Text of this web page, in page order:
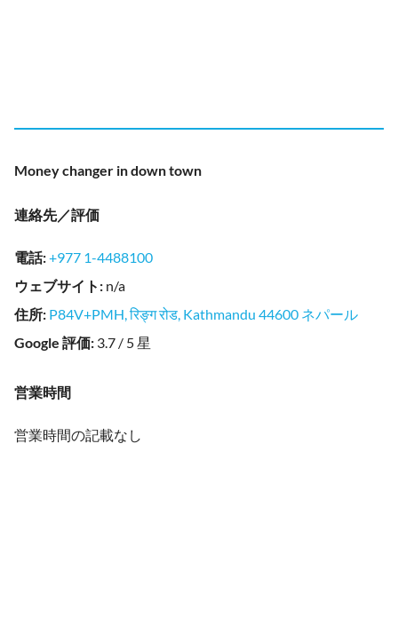
Money changer in down town
連絡先／評価
電話:+977 1-4488100
ウェブサイト : n/a
住所: P84V+PMH, रिङ्ग रोड, Kathmandu 44600 ネパール
Google 評価: 3.7 / 5 星
営業時間
営業時間の記載なし